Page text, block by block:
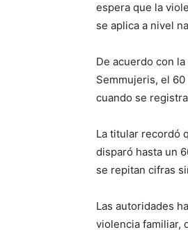
espera que la
se aplica a nivel
De acuerdo con
Semmujeris, el
cuando se
La titular recordó
disparó hasta un
se repitan cifras
Las autoridades
violencia familiar,